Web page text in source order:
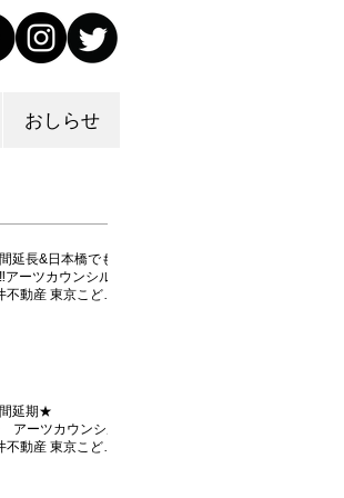
おしらせ
延長&日本橋でも
アーツカウンシル
不動産 東京こども
延期★
アーツカウンシル
不動産 東京こども